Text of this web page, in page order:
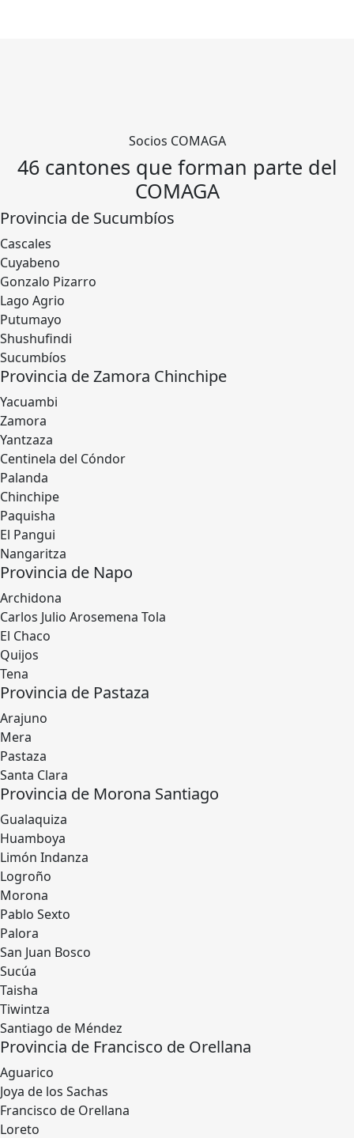
Socios COMAGA
46 cantones que forman parte del
COMAGA
Provincia de Sucumbíos
Cascales
Cuyabeno
Gonzalo Pizarro
Lago Agrio
Putumayo
Shushufindi
Sucumbíos
Provincia de Zamora Chinchipe
Yacuambi
Zamora
Yantzaza
Centinela del Cóndor
Palanda
Chinchipe
Paquisha
El Pangui
Nangaritza
Provincia de Napo
Archidona
Carlos Julio Arosemena Tola
El Chaco
Quijos
Tena
Provincia de Pastaza
Arajuno
Mera
Pastaza
Santa Clara
Provincia de Morona Santiago
Gualaquiza
Huamboya
Limón Indanza
Logroño
Morona
Pablo Sexto
Palora
San Juan Bosco
Sucúa
Taisha
Tiwintza
Santiago de Méndez
Provincia de Francisco de Orellana
Aguarico
Joya de los Sachas
Francisco de Orellana
Loreto